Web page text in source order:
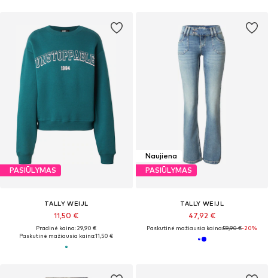
PASIŪLYMAS
TALLY WEIJL
11,50 €
Pradinė kaina: 29,90 €
Paskutinė mažiausia kaina:11,50 €
Naujiena
PASIŪLYMAS
TALLY WEIJL
47,92 €
Paskutinė mažiausia kaina:59,90 €-20%